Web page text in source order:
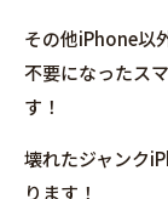
その他iPhone以
不要になったス
す！
壊れたジャンク
ります！